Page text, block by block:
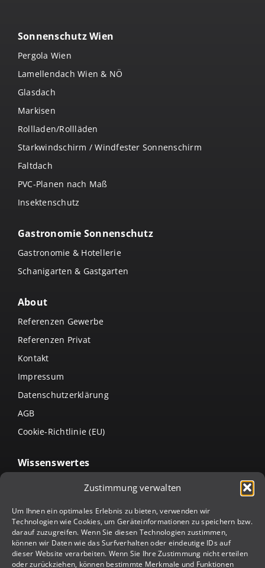
Zustimmung verwalten
Um Ihnen ein optimales Erlebnis zu bieten, verwenden wir
Technologien wie Cookies, um Geräteinformationen zu speichern bzw.
darauf zuzugreifen. Wenn Sie diesen Technologien zustimmen,
können wir Daten wie das Surfverhalten oder eindeutige IDs auf
dieser Website verarbeiten. Wenn Sie Ihre Zustimmung nicht erteilen
oder zurückziehen, können bestimmte Merkmale und Funktionen
Sonnenschutz Wien
Pergola Wien
Lamellendach Wien & NÖ
Glasdach
Markisen
Rollladen/Rollläden
Starkwindschirm / Windfester Sonnenschirm
Faltdach
PVC-Planen nach Maß
Insektenschutz
Gastronomie Sonnenschutz
Gastronomie & Hotellerie
Schanigarten & Gastgarten
About
Referenzen Gewerbe
Referenzen Privat
Kontakt
Impressum
Datenschutzerklärung
AGB
Cookie-Richtlinie (EU)
Wissenswertes
Verschlusssysteme & weitere Ergänzungsmöglichkeiten
Die Arten von Terrassenüberdachungen &
Terrassenbeschattungen
Jalousien richtig reinigen – so geht’s